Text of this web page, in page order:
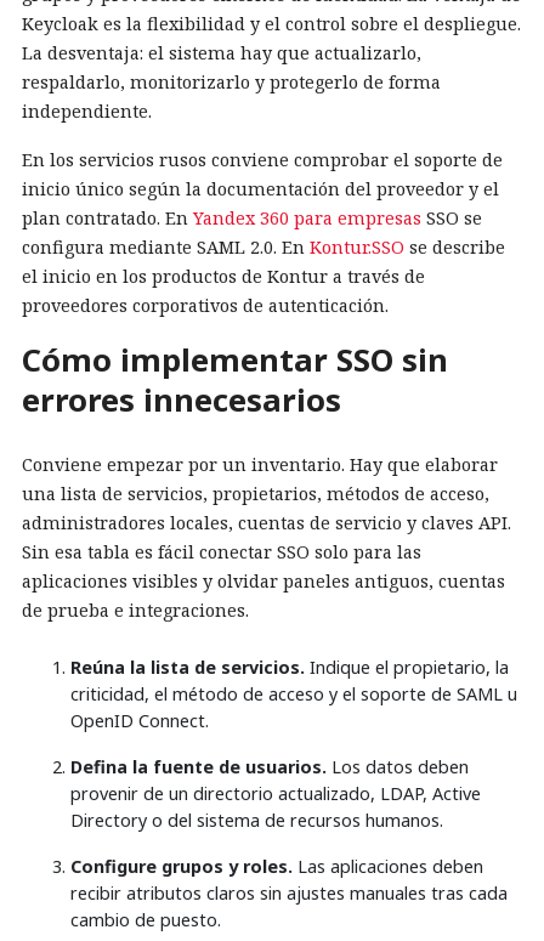
Keycloak es la flexibilidad y el control sobre el despliegue.
La desventaja: el sistema hay que actualizarlo,
respaldarlo, monitorizarlo y protegerlo de forma
independiente.
En los servicios rusos conviene comprobar el soporte de
inicio único según la documentación del proveedor y el
plan contratado. EnYandex 360 para empresas SSO se
configura mediante SAML 2.0. En Kontur.SSO se describe
el inicio en los productos de Kontur a través de
proveedores corporativos de autenticación.
Cómo implementar SSO sin
errores innecesarios
Conviene empezar por un inventario. Hay que elaborar
una lista de servicios, propietarios, métodos de acceso,
administradores locales, cuentas de servicio y claves API.
Sin esa tabla es fácil conectar SSO solo para las
aplicaciones visibles y olvidar paneles antiguos, cuentas
de prueba e integraciones.
Reúna la lista de servicios. Indique el propietario, la
criticidad, el método de acceso y el soporte de SAML u
OpenID Connect.
Defina la fuente de usuarios. Los datos deben
provenir de un directorio actualizado, LDAP, Active
Directory o del sistema de recursos humanos.
Configure grupos y roles. Las aplicaciones deben
recibir atributos claros sin ajustes manuales tras cada
cambio de puesto.